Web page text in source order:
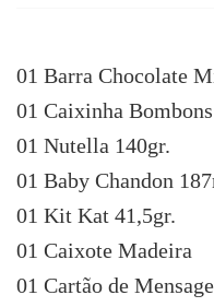
01 Barra Chocolate
01 Caixinha
01 Nutella 140gr.
01 Baby Chandon
01 Kit Kat 41,5gr.
01 Caixote Madeira
01 Cartão de